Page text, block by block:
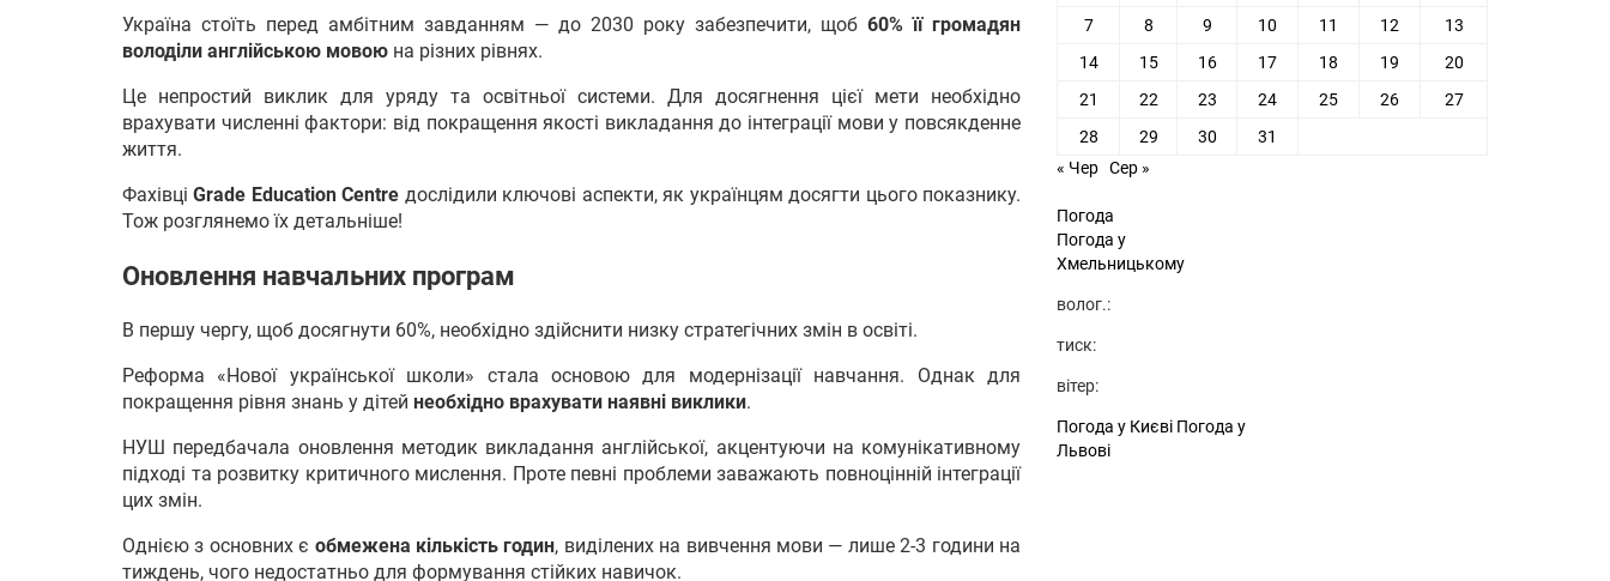
Україна стоїть перед амбітним завданням — до 2030 року забезпечити, щоб 60% її громадян
володіли англійською мовою на різних рівнях.
Це непростий виклик для уряду та освітньої системи. Для досягнення цієї мети необхідно
врахувати численні фактори: від покращення якості викладання до інтеграції мови у повсякденне
життя.
ФахівціGrade Education Centre дослідили ключові аспекти, як українцям досягти цього показнику.
Тож розглянемо їх детальніше!
Оновлення навчальних програм
В першу чергу, щоб досягнути 60%, необхідно здійснити низку стратегічних змін в освіті.
Реформа «Нової української школи» стала основою для модернізації навчання. Однак для
покращення рівня знань у дітей необхідно врахувати наявні виклики.
НУШ передбачала оновлення методик викладання англійської, акцентуючи на комунікативному
підході та розвитку критичного мислення. Проте певні проблеми заважають повноцінній інтеграції
цих змін.
Однією з основних є обмежена кількість годин, виділених на вивчення мови — лише 2-3 години на
тиждень, чого недостатньо для формування стійких навичок.
7
8 9 10 11 12
13
14
15 16 17 18 19
20
21
22 23 24 25 26
27
28
29 30
31
« Чер Сер »
Погода
Погода у
Хмельницькому
волог.:
тиск:
вітер:
Погода у Києві Погода у
Львові